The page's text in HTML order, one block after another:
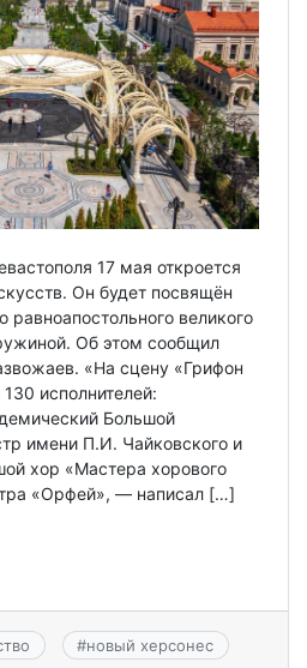
17 мая откроется
Он будет посвящён
великого
Об этом сообщил
«На сцену «Грифон
исполнителей:
Большой
имени П.И. Чайковского и
хор «Мастера хорового
«Орфей», — написал […]
#новый херсонес